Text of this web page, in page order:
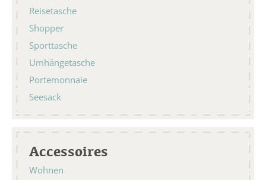
Reisetasche
Shopper
Sporttasche
Umhängetasche
Portemonnaie
Seesack
Accessoires
Wohnen